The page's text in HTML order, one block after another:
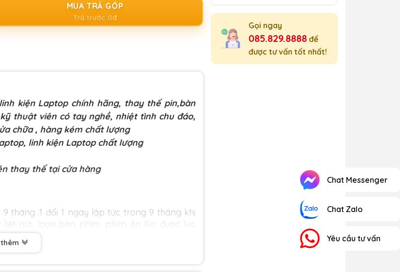
MUA TRẢ GÓP
Trả trước 0đ
Gọi ngay
085.829.8888 để
được tư vấn tốt nhất!
kiện Laptop chính hãng, thay thế pin,bàn
thuật viên có tay nghề, nhiệt tình chu đáo,
chữa , hàng kém chất lượng
linh kiện Laptop chất lượng
thay thế tại cửa hàng
tháng .1 đổi 1 ngay lập tức trong 9 tháng khi
nút, loạn bàn phím, phím ấn lúc được lúc
từ 1 triệu trở lên trong bán kính 3km.
Chat Messenger
Chat Zalo
Yêu cầu tư vấn